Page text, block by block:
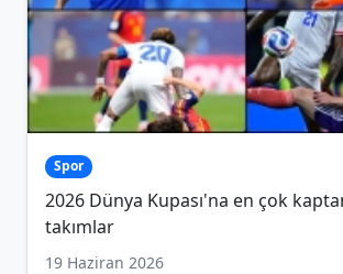
Spor
2026 Dünya Kupası'na en çok
takımlar
19 Haziran 2026